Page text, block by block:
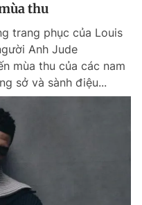
thu
trang phục của Louis
Anh Jude
mùa thu của các nam
sở và sành điệu...